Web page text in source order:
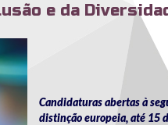
e da
Candidaturas abertas à
distinção europeia, até 15